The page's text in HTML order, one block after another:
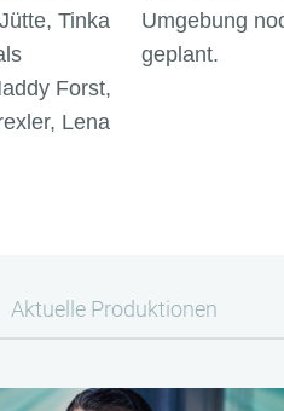
Tinka
Forst,
Lena
Umgebung
geplant.
Aktuelle Produktionen